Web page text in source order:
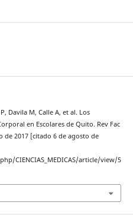
Davila M, Calle A, et al. Los
en Escolares de Quito. Rev Fac
2017 [citado 6 de agosto de
CIENCIAS_MEDICAS/article/view/5